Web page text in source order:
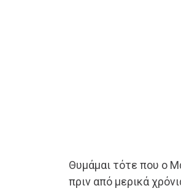
Θυμάμαι τότε που ο
πριν από μερικά